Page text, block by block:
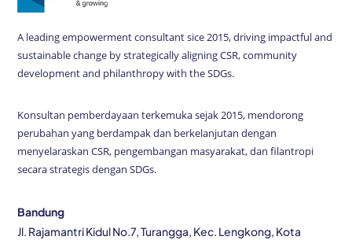
A leading empowerment consultant sice 2015, driving impactful and
sustainable change by strategically aligning CSR, community
development and philanthropy with the SDGs.
Konsultan pemberdayaan terkemuka sejak 2015, mendorong
perubahan yang berdampak dan berkelanjutan dengan
menyelaraskan CSR, pengembangan masyarakat, dan filantropi
secara strategis dengan SDGs.
Bandung
Jl. Rajamantri Kidul No.7, Turangga, Kec. Lengkong, Kota